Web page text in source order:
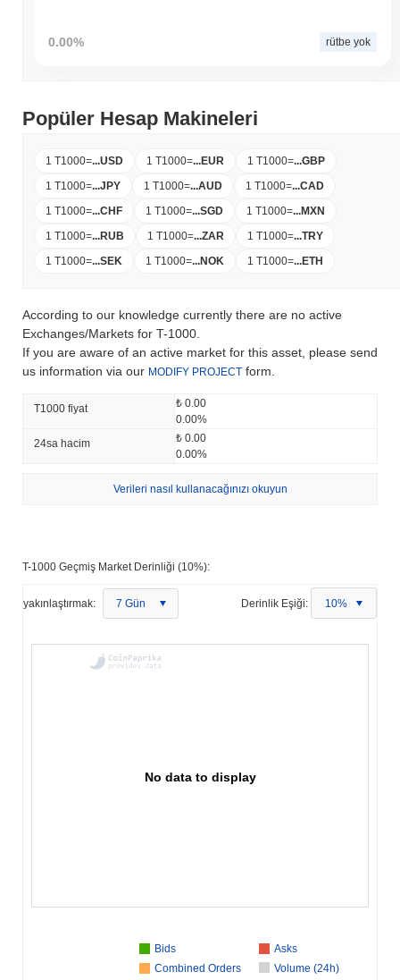
0.00% rütbe yok
Popüler Hesap Makineleri
1 T1000=...USD 1 T1000=...EUR 1 T1000=...GBP
1 T1000=...JPY 1 T1000=...AUD 1 T1000=...CAD
1 T1000=...CHF 1 T1000=...SGD 1 T1000=...MXN
1 T1000=...RUB 1 T1000=...ZAR 1 T1000=...TRY
1 T1000=...SEK 1 T1000=...NOK 1 T1000=...ETH
According to our knowledge currently there are no active
Exchanges/Markets for T-1000.
If you are aware of an active market for this asset, please send
us information via our MODIFY PROJECT form.
T1000 fiyat
₺ 0.00
0.00%
24sa hacim
₺ 0.00
0.00%
Verileri nasıl kullanacağınızı okuyun
T-1000 Geçmiş Market Derinliği (10%):
yakınlaştırmak: 7 Gün Derinlik Eşiği: 10%
No data to display
Bids
Asks
Combined Orders
Volume (24h)